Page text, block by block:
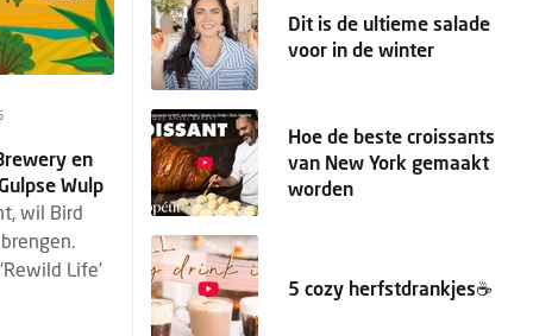
en
Wulp
wil Bird
Life’
Dit is de ultieme salade
voor in de winter
Hoe de beste croissants
van New York gemaakt
worden
5 cozy herfstdrankjes☕️